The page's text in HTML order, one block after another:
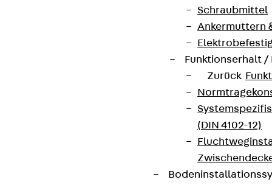
Schraubmittel
Ankermuttern
Funktionserhalt
Zurück
(DIN 4102-12)